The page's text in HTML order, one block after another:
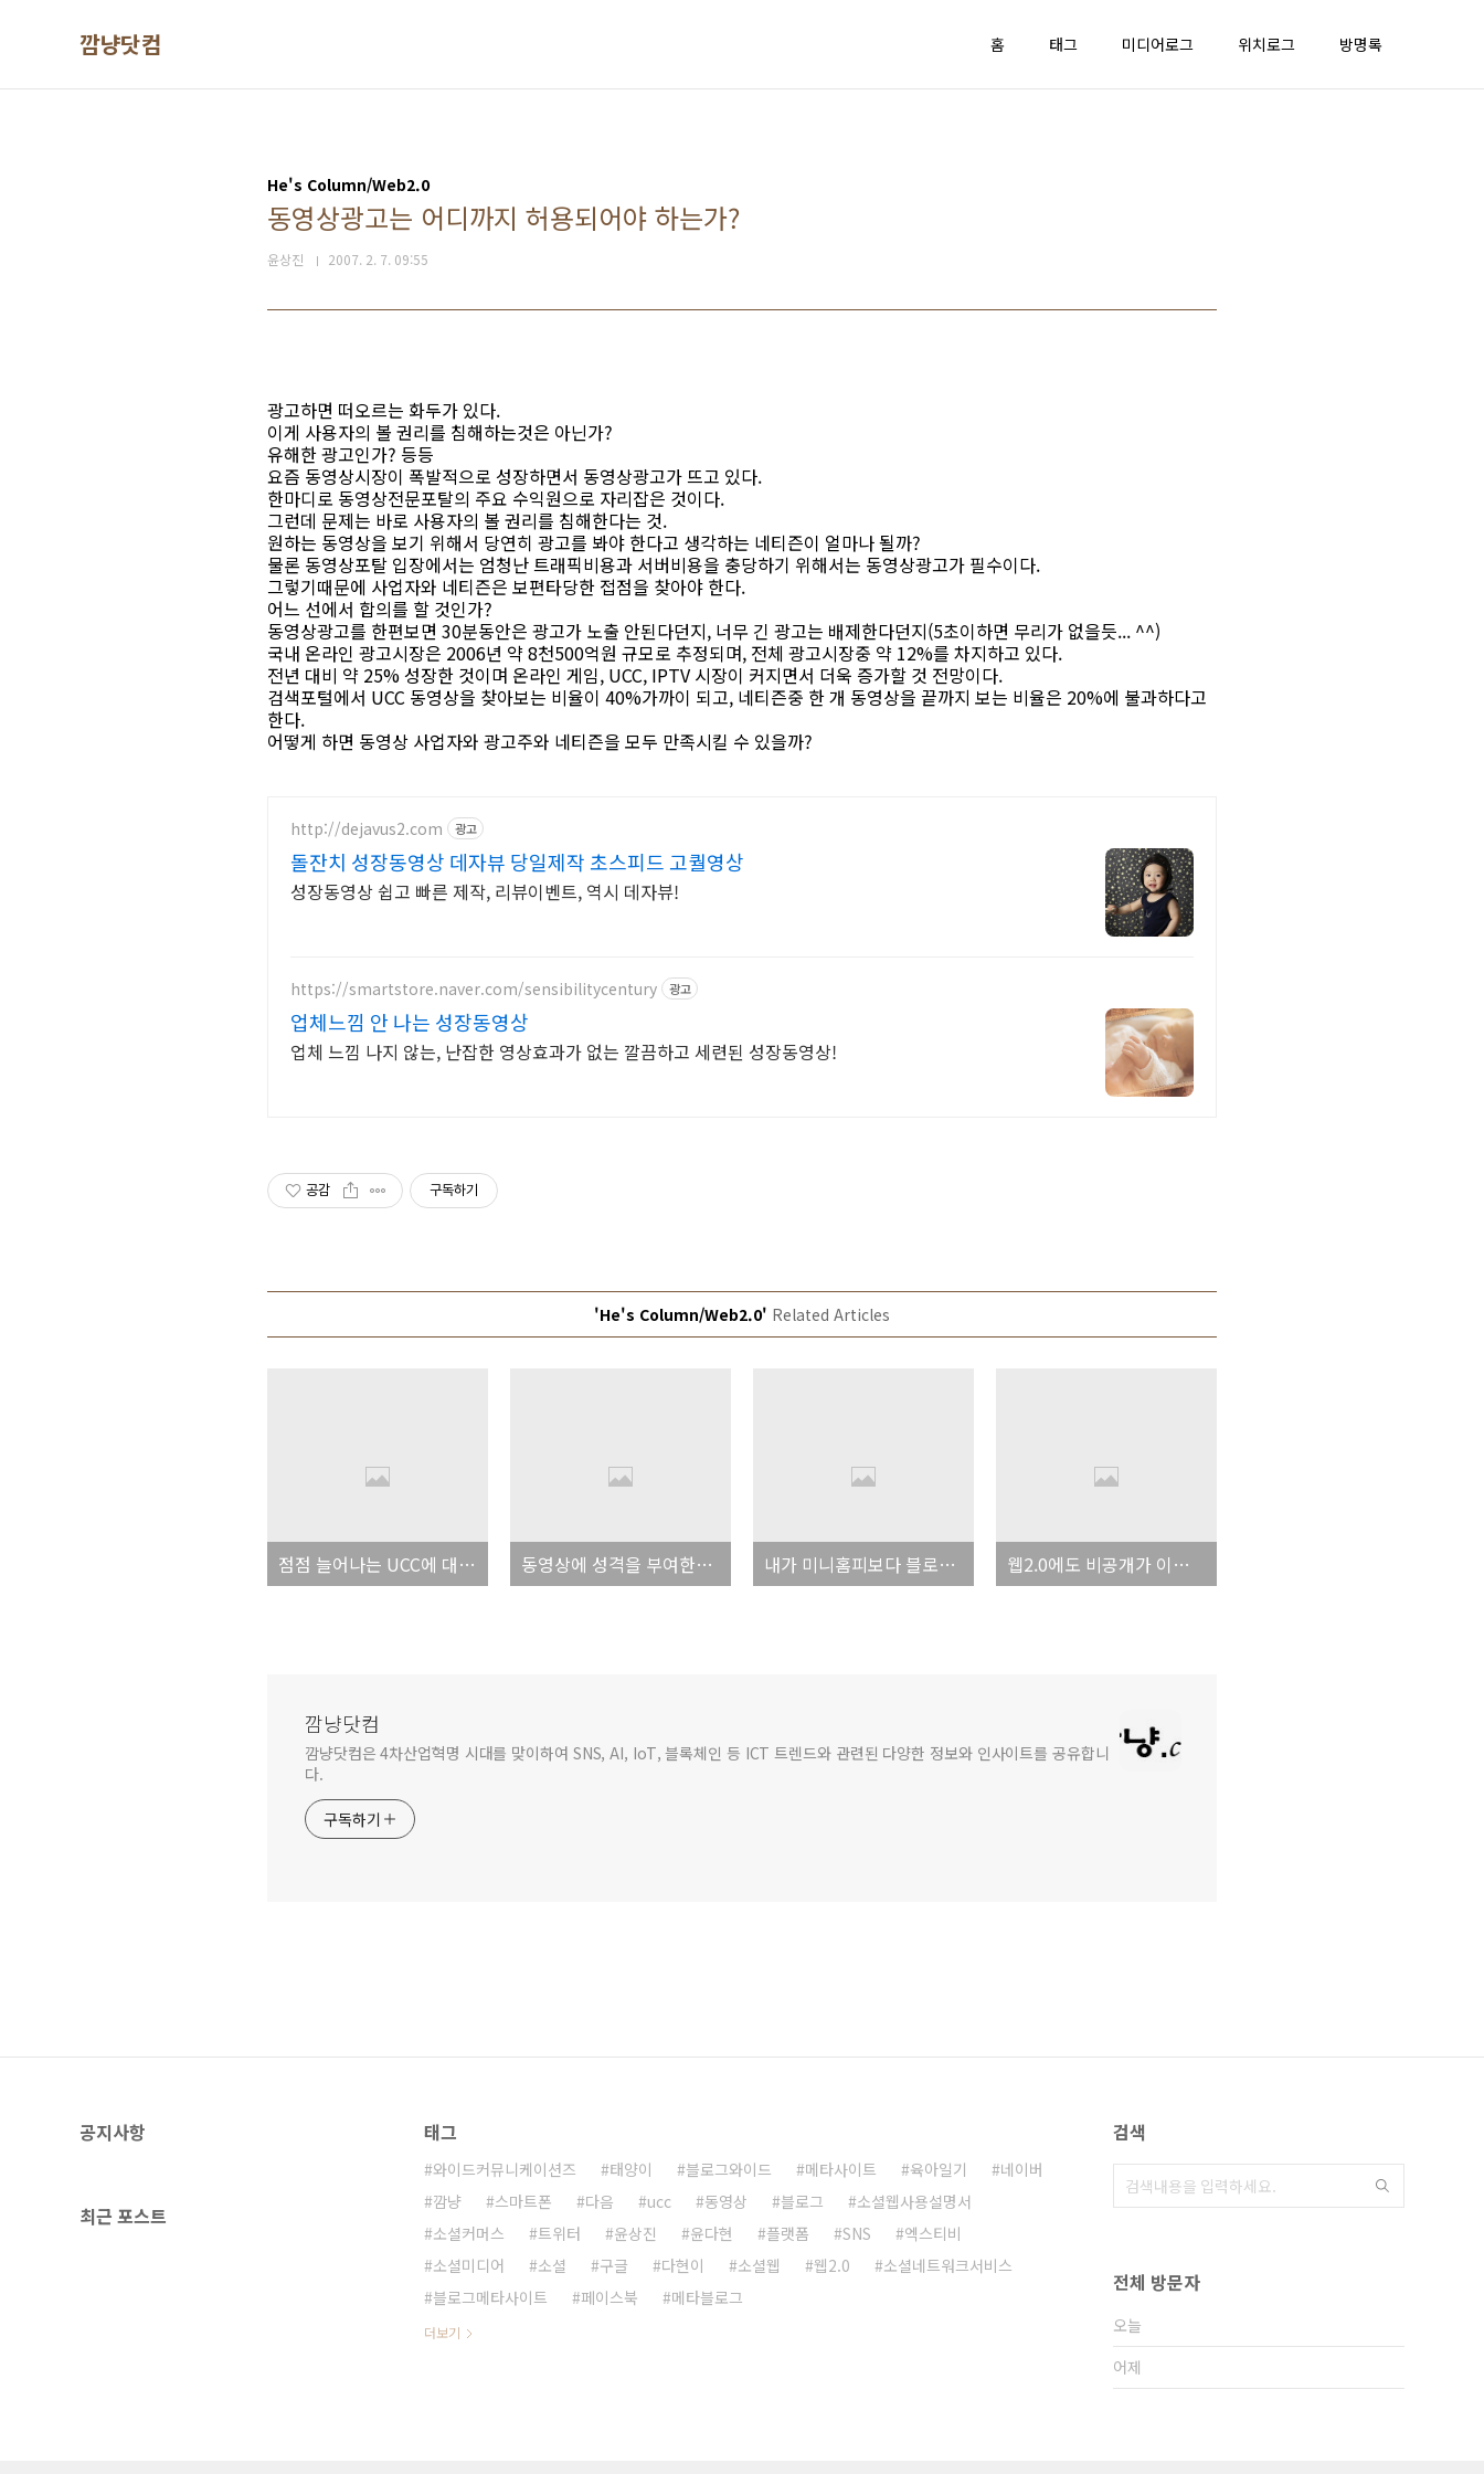
깜냥닷컴 홈 태그 미디어로그 위치로그 방명록
He's Column/Web2.0
동영상광고는 어디까지 허용되어야 하는가?
윤상진 2007. 2. 7. 09:55
광고하면 떠오르는 화두가 있다.
이게 사용자의 볼 권리를 침해하는것은 아닌가?
유해한 광고인가? 등등
요즘 동영상시장이 폭발적으로 성장하면서 동영상광고가 뜨고 있다.
한마디로 동영상전문포탈의 주요 수익원으로 자리잡은 것이다.
그런데 문제는 바로 사용자의 볼 권리를 침해한다는 것.
원하는 동영상을 보기 위해서 당연히 광고를 봐야 한다고 생각하는 네티즌이 얼마나 될까?
물론 동영상포탈 입장에서는 엄청난 트래픽비용과 서버비용을 충당하기 위해서는 동영상광고가 필수이다.
그렇기때문에 사업자와 네티즌은 보편타당한 접점을 찾아야 한다.
어느 선에서 합의를 할 것인가?
동영상광고를 한편보면 30분동안은 광고가 노출 안된다던지, 너무 긴 광고는 배제한다던지(5초이하면 무리가 없을듯... ^^)
국내 온라인 광고시장은 2006년 약 8천500억원 규모로 추정되며, 전체 광고시장중 약 12%를 차지하고 있다.
전년 대비 약 25% 성장한 것이며 온라인 게임, UCC, IPTV 시장이 커지면서 더욱 증가할 것 전망이다.
검색포털에서 UCC 동영상을 찾아보는 비율이 40%가까이 되고, 네티즌중 한 개 동영상을 끝까지 보는 비율은 20%에 불과하다고
한다.
어떻게 하면 동영상 사업자와 광고주와 네티즌을 모두 만족시킬 수 있을까?
http://dejavus2.com 광고
돌잔치 성장동영상 데자뷰 당일제작 초스피드 고퀄영상
성장동영상 쉽고 빠른 제작, 리뷰이벤트, 역시 데자뷰!
https://smartstore.naver.com/sensibilitycentury 광고
업체느낌 안 나는 성장동영상
업체 느낌 나지 않는, 난잡한 영상효과가 없는 깔끔하고 세련된 성장동영상!
공감 구독하기
'He's Column/Web2.0' Related Articles
점점 늘어나는 UCC에 대한 회의... 그리고 늘어나는 RMC에 대한 환상! 동영상에 성격을 부여한다? 내가 미니홈피보다 블로그를 좋아하는 이유!!! 웹2.0에도 비공개가 이득? 오픈API 이용한 베끼기 성행~
깜냥닷컴
깜냥닷컴은 4차산업혁명 시대를 맞이하여 SNS, AI, IoT, 블록체인 등 ICT 트렌드와 관련된 다양한 정보와 인사이트를 공유합니
다.
구독하기
공지사항
최근 포스트
태그
와이드커뮤니케이션즈 태양이 블로그와이드 메타사이트 육아일기
네이버
깜냥
스마트폰 다음 ucc 동영상 블로그
소셜웹사용설명서
소셜커머스
트위터 윤상진 윤다현 플랫폼 SNS
엑스티비
소셜미디어
소셜 구글 다현이 소셜웹 웹2.0
소셜네트워크서비스
블로그메타사이트
페이스북 메타블로그
더보기
검색
전체 방문자
오늘
어제